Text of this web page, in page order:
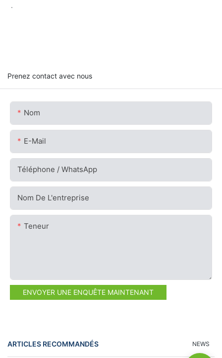
.
Prenez contact avec nous
Nom
E-Mail
Téléphone / WhatsApp
Nom De L'entreprise
Teneur
ENVOYER UNE ENQUÊTE MAINTENANT
ARTICLES RECOMMANDÉS NEWS